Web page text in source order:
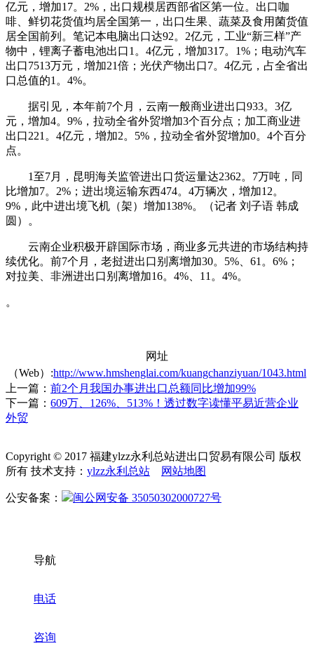
亿元，增加17。2%，出口规模居西部省区第一位。出口咖
啡、鲜切花货值均居全国第一，出口生果、蔬菜及食用菌货值
居全国前列。笔记本电脑出口达92。2亿元，工业“新三样”产
物中，锂离子蓄电池出口1。4亿元，增加317。1%；电动汽车
出口7513万元，增加21倍；光伏产物出口7。4亿元，占全省出
口总值的1。4%。
据引见，本年前7个月，云南一般商业进出口933。3亿
元，增加4。9%，拉动全省外贸增加3个百分点；加工商业进
出口221。4亿元，增加2。5%，拉动全省外贸增加0。4个百分
点。
1至7月，昆明海关监管进出口货运量达2362。7万吨，同
比增加7。2%；进出境运输东西474。4万辆次，增加12。
9%，此中进出境飞机（架）增加138%。（记者 刘子语 韩成
圆）。
云南企业积极开辟国际市场，商业多元共进的市场结构持
续优化。前7个月，老挝进出口别离增加30。5%、61。6%；
对拉美、非洲进出口别离增加16。4%、11。4%。
。
网址
（Web）:http://www.hmshenglai.com/kuangchanziyuan/1043.html
上一篇： 前2个月我国办事进出口总额同比增加99%
下一篇： 609万、126%、513%！透过数字读懂平易近营企业
外贸
Copyright © 2017 福建ylzz永利总站进出口贸易有限公司 版权
所有 技术支持： ylzz永利总站 网站地图
公安备案： 闽公网安备 35050302000727号
导航
电话
咨询